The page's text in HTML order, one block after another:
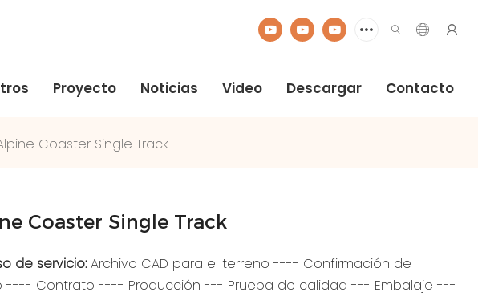
Proyecto Noticias Video Descargar Contacto
Coaster Single Track
Coaster Single Track
de servicio:Archivo CAD para el terreno ---- Confirmación de
---- Contrato ---- Producción --- Prueba de calidad --- Embalaje ---